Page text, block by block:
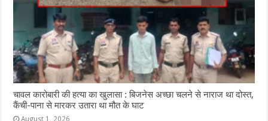
चावल कारोबारी की हत्या का खुलासा : बिजनेस अच्छा चलने से नाराज था दोस्त,
कैंची-पाना से मारकर उतारा था मौत के घाट
August 1, 2026